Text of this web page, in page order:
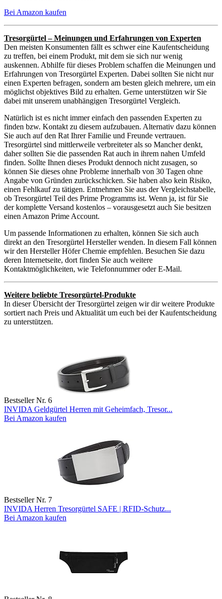
Bei Amazon kaufen
Tresorgürtel – Meinungen und Erfahrungen von Experten
Den meisten Konsumenten fällt es schwer eine Kaufentscheidung
zu treffen, bei einem Produkt, mit dem sie sich nur wenig
auskennen. Abhilfe für dieses Problem schaffen die Meinungen und
Erfahrungen von Tresorgürtel Experten. Dabei sollten Sie nicht nur
einen Experten befragen, sondern am besten gleich mehrere, um ein
möglichst objektives Bild zu erhalten. Gerne unterstützen wir Sie
dabei mit unserem unabhängigen Tresorgürtel Vergleich.
Natürlich ist es nicht immer einfach den passenden Experten zu
finden bzw. Kontakt zu diesem aufzubauen. Alternativ dazu können
Sie auch auf den Rat Ihrer Familie und Freunde vertrauen.
Tresorgürtel sind mittlerweile verbreiteter als so Mancher denkt,
daher sollten Sie die passenden Rat auch in ihrem nahen Umfeld
finden. Sollte Ihnen dieses Produkt dennoch nicht zusagen, so
können Sie dieses ohne Probleme innerhalb von 30 Tagen ohne
Angabe von Gründen zurückschicken. Sie haben also kein Risiko,
einen Fehlkauf zu tätigen. Entnehmen Sie aus der Vergleichstabelle,
ob Tresorgürtel Teil des Prime Programms ist. Wenn ja, ist für Sie
der komplette Versand kostenlos – vorausgesetzt auch Sie besitzen
einen Amazon Prime Account.
Um passende Informationen zu erhalten, können Sie sich auch
direkt an den Tresorgürtel Hersteller wenden. In diesem Fall können
wir den Hersteller Höfer Chemie empfehlen. Besuchen Sie dazu
deren Internetseite, dort finden Sie auch weitere
Kontaktmöglichkeiten, wie Telefonnummer oder E-Mail.
Weitere beliebte Tresorgürtel-Produkte
In dieser Übersicht der Tresorgürtel zeigen wir dir weitere Produkte
sortiert nach Preis und Aktualität um euch bei der Kaufentscheidung
zu unterstützen.
Bestseller Nr. 6
INVIDA Geldgürtel Herren mit Geheimfach, Tresor...
Bei Amazon kaufen
Bestseller Nr. 7
INVIDA Herren Tresorgürtel SAFE | RFID-Schutz...
Bei Amazon kaufen